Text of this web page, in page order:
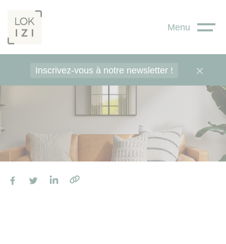
Menu
Inscrivez-vous à notre newsletter !
Facebook
TwitterLinkedIn